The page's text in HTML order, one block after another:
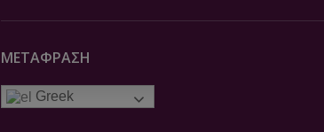
ΜΕΤΆΦΡΑΣΗ
Greek